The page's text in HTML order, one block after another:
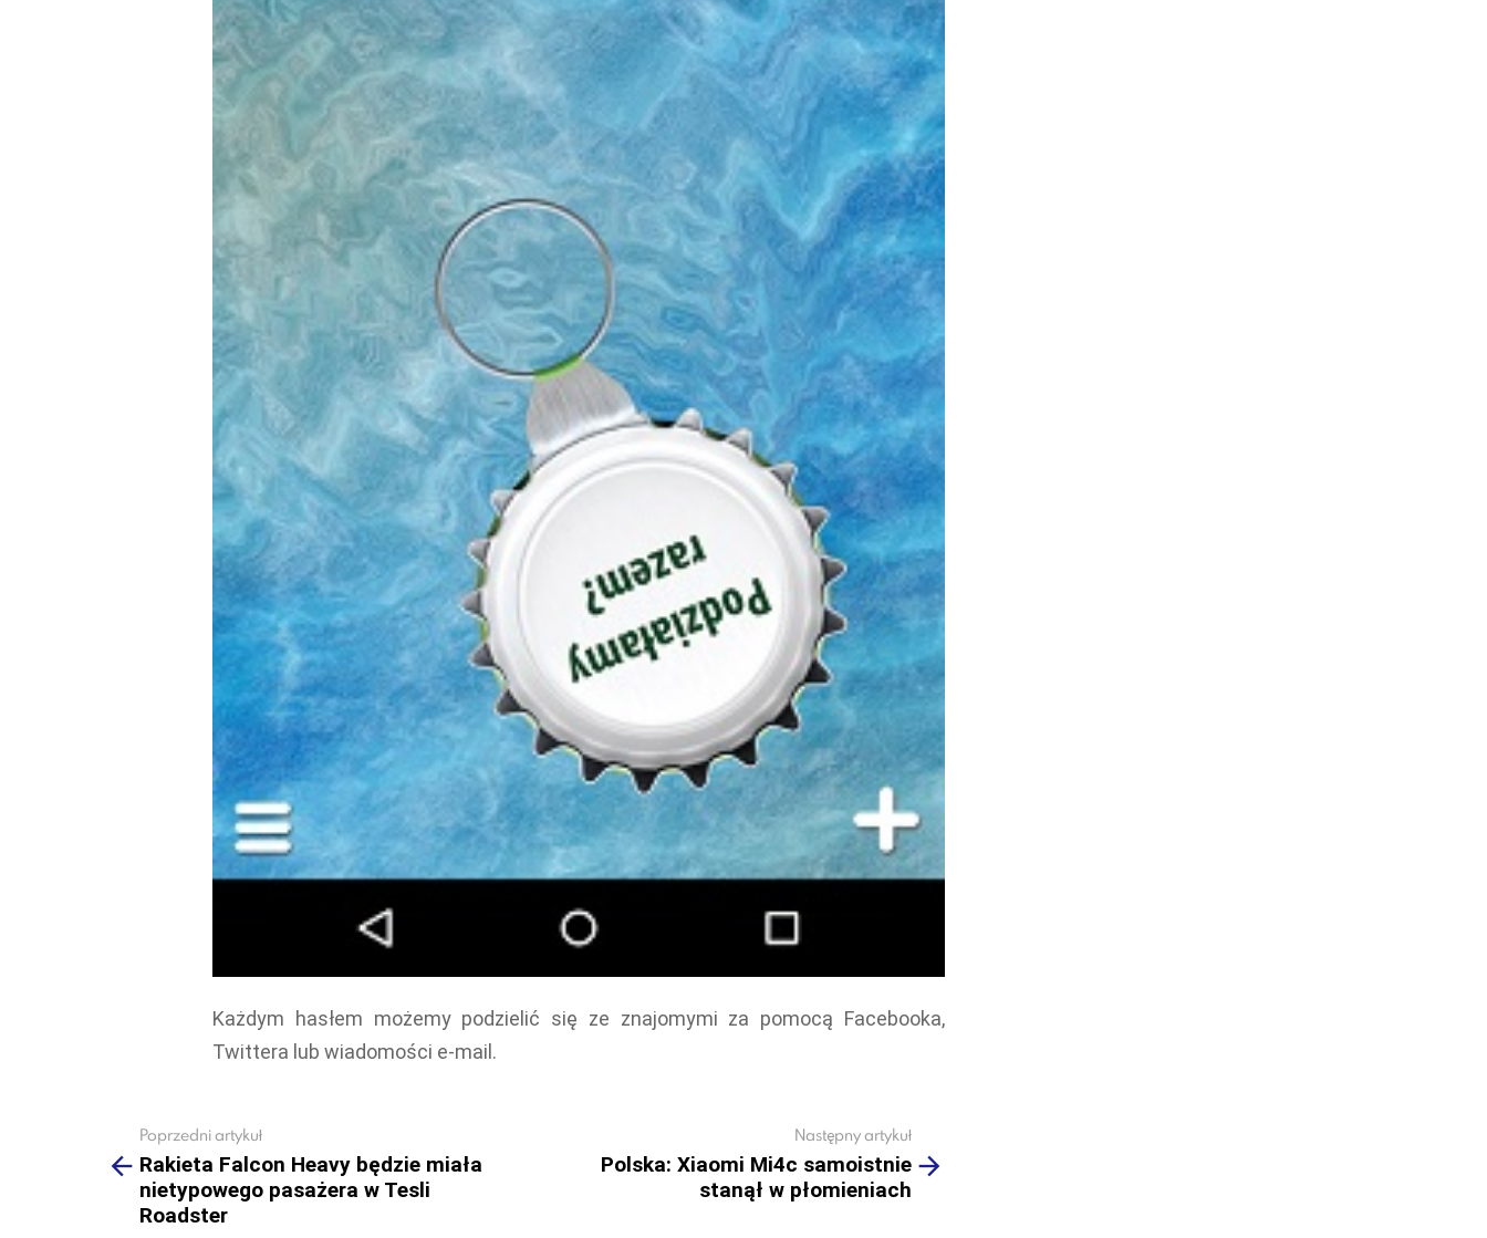
Każdym hasłem możemy podzielić się ze znajomymi za pomocą Facebooka,
Twittera lub wiadomości e-mail.
more
Poprzedni artykuł
Rakieta Falcon Heavy będzie miała
nietypowego pasażera w Tesli
Roadster
Następny artykuł
Polska: Xiaomi Mi4c samoistnie
stanął w płomieniach